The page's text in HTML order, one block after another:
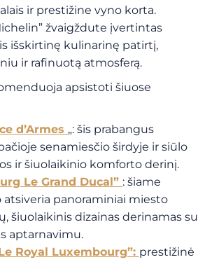
ir prestižine vyno korta.
žvaigždute įvertintas
išskirtinę kulinarinę patirtį,
ir rafinuotą atmosferą.
apsistoti šiuose
d’Armes „: šis prabangus
senamiesčio širdyje ir siūlo
ir šiuolaikinio komforto derinį.
Le Grand Ducal” : šiame
atsiveria panoraminiai miesto
šiuolaikinis dizainas derinamas su
aptarnavimu.
Royal Luxembourg”: prestižinė